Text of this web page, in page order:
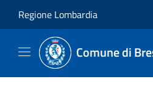
Regione Lombardia
Comune di